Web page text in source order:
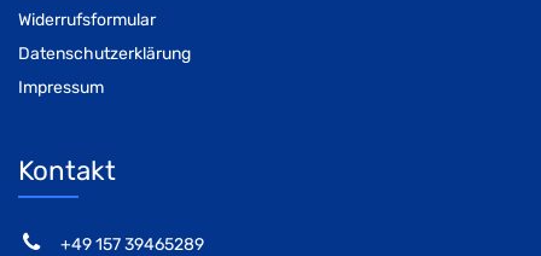
Widerrufsformular
Datenschutzerklärung
Impressum
Kontakt
‭+49 157 39465289‬